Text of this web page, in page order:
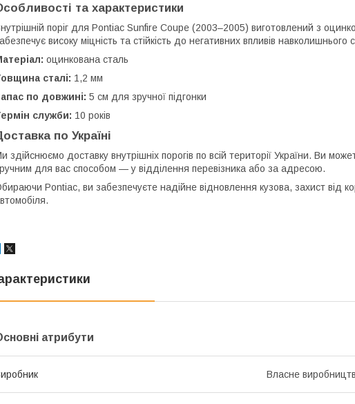
та характеристики
поріг для Pontiac Sunfire Coupe (2003–2005) виготовлений з
високу міцність та стійкість до негативних впливів
оцинкована сталь
сталі: 1,2 мм
по довжині: 5 см для зручної підгонки
служби: 10 років
по Україні
здійснюємо доставку внутрішніх порогів по всій території України. Ви
для вас способом — у відділення перевізника або за адресою.
Pontiac, ви забезпечуєте надійне відновлення кузова, захист від
атрибути
Власне